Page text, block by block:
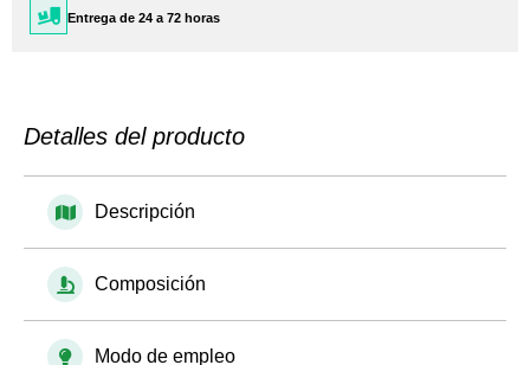
Entrega de 24 a 72 horas
Detalles del producto
Descripción
Composición
Modo de empleo